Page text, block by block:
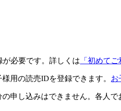
必要です。詳しくは 「初めてご
用の読売IDを登録できます。 お
申し込みはできません。各人